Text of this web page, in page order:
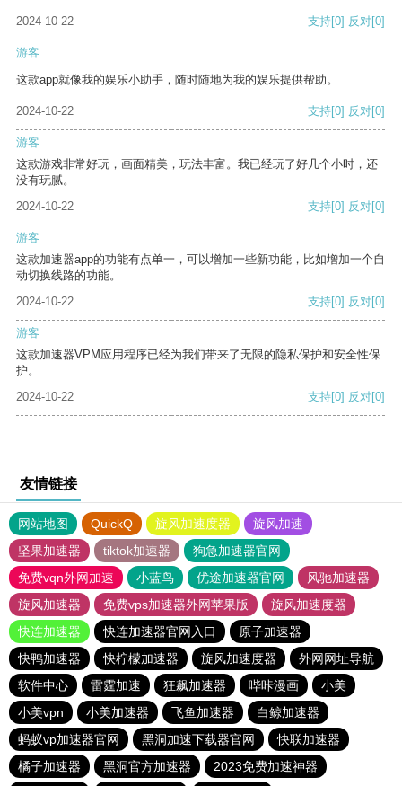
2024-10-22 支持[0] 反对[0]
游客
这款app就像我的娱乐小助手，随时随地为我的娱乐提供帮助。
2024-10-22 支持[0] 反对[0]
游客
这款游戏非常好玩，画面精美，玩法丰富。我已经玩了好几个小时，还
没有玩腻。
2024-10-22
支持[0] 反对[0]
游客
这款加速器app的功能有点单一，可以增加一些新功能，比如增加一个自
动切换线路的功能。
2024-10-22
支持[0] 反对[0]
游客
这款加速器VPM应用程序已经为我们带来了无限的隐私保护和安全性保
护。
2024-10-22
支持[0] 反对[0]
友情链接
网站地图 QuickQ 旋风加速度器
旋风加速
坚果加速器
tiktok加速器
狗急加速器官网
免费vqn外网加速
小蓝鸟 优途加速器官网
风驰加速器
旋风加速器
免费vps加速器外网苹果版
旋风加速度器
快连加速器
快连加速器官网入口
原子加速器
快鸭加速器
快柠檬加速器 旋风加速度器
外网网址导航
软件中心
雷霆加速 狂飙加速器 哔咔漫画
小美
小美vpn
小美加速器 飞鱼加速器
白鲸加速器
蚂蚁vp加速器官网
黑洞加速下载器官网
快联加速器
橘子加速器
黑洞官方加速器 2023免费加速神器